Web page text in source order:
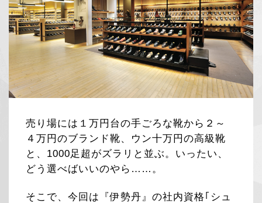
売り場には１万円台の手ごろな靴から２～
４万円のブランド靴、ウン十万円の高級靴
と、1000足超がズラリと並ぶ。いったい、
どう選べばいいのやら……。
そこで、今回は『伊勢丹』の社内資格｢シュ